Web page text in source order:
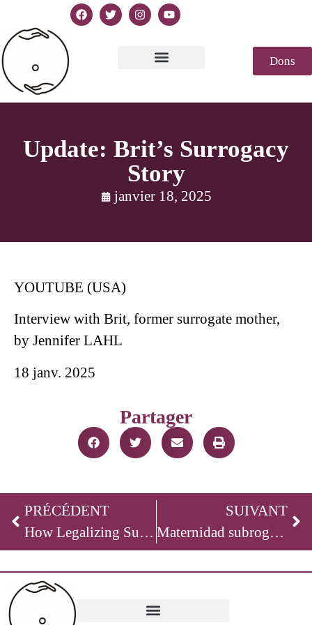
Dons
Update: Brit’s Surrogacy
Story
janvier 18, 2025
YOUTUBE (USA)
Interview with Brit, former surrogate mother,
by Jennifer LAHL
18 janv. 2025
Partager
PRÉCÉDENT
How Legalizing Surrogacy Helps Activists ‘Queer Babies’
SUIVANT
Maternidad subrogada, carente de leyes en México